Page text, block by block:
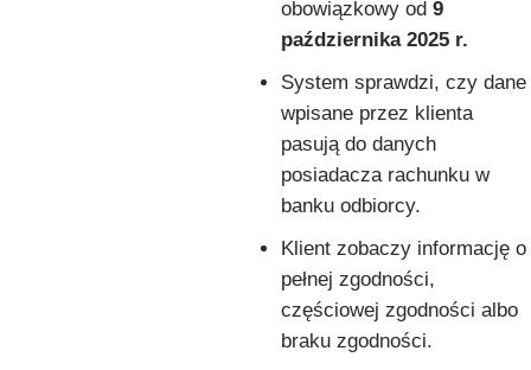
obowiązkowy od 9
października 2025 r.
System sprawdzi, czy dane
wpisane przez klienta
pasują do danych
posiadacza rachunku w
banku odbiorcy.
Klient zobaczy informację o
pełnej zgodności,
częściowej zgodności albo
braku zgodności.